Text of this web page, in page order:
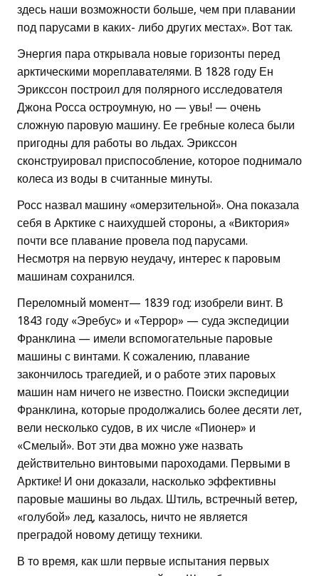
здесь наши возможности больше, чем при плавании
под парусами в каких- либо других местах». Вот так.
Энергия пара открывала новые горизонты перед
арктическими мореплавателями. В 1828 году Ен
Эрикссон построил для полярного исследователя
Джона Росса остроумную, но — увы! — очень
сложную паровую машину. Ее гребные колеса были
пригодны для работы во льдах. Эрикссон
сконструировал приспособление, которое поднимало
колеса из воды в считанные минуты.
Росс назвал машину «омерзительной». Она показала
себя в Арктике с наихудшей стороны, а «Виктория»
почти все плавание провела под парусами.
Несмотря на первую неудачу, интерес к паровым
машинам сохранился.
Переломный момент— 1839 год: изобрели винт. В
1843 году «Эребус» и «Террор» — суда экспедиции
Франклина — имели вспомогательные паровые
машины с винтами. К сожалению, плавание
закончилось трагедией, и о работе этих паровых
машин нам ничего не известно. Поиски экспедиции
Франклина, которые продолжались более десяти лет,
вели несколько судов, в их числе «Пионер» и
«Смелый». Вот эти два можно уже назвать
действительно винтовыми пароходами. Первыми в
Арктике! И они доказали, насколько эффективны
паровые машины во льдах. Штиль, встречный ветер,
«голубой» лед, казалось, ничто не является
преградой новому детищу техники.
В то время, как шли первые испытания первых